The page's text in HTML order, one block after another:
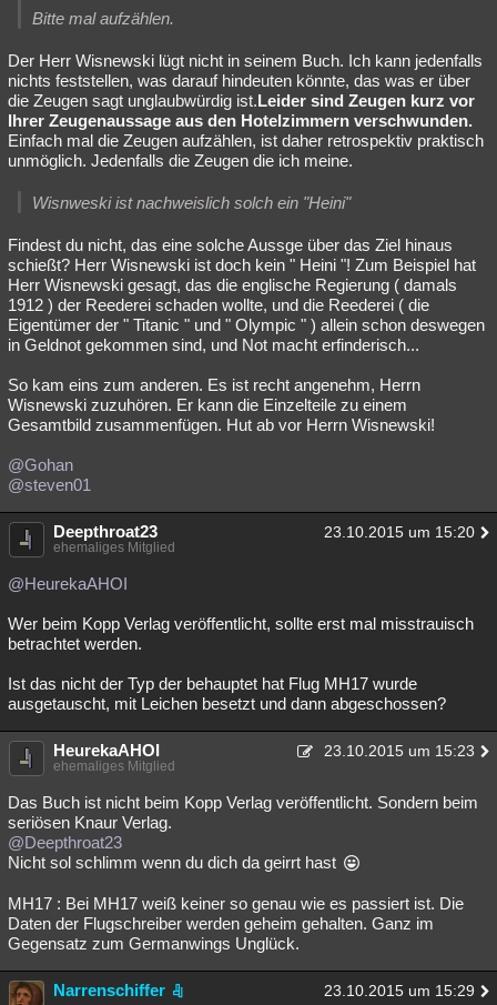
Bitte mal aufzählen.
Der Herr Wisnewski lügt nicht in seinem Buch. Ich kann jedenfalls
nichts feststellen, was darauf hindeuten könnte, das was er über
die Zeugen sagt unglaubwürdig ist.Leider sind Zeugen kurz vor
Ihrer Zeugenaussage aus den Hotelzimmern verschwunden.
Einfach mal die Zeugen aufzählen, ist daher retrospektiv praktisch
unmöglich. Jedenfalls die Zeugen die ich meine.
Wisnweski ist nachweislich solch ein "Heini"
Findest du nicht, das eine solche Aussge über das Ziel hinaus
schießt? Herr Wisnewski ist doch kein " Heini "! Zum Beispiel hat
Herr Wisnewski gesagt, das die englische Regierung ( damals
1912 ) der Reederei schaden wollte, und die Reederei ( die
Eigentümer der " Titanic " und " Olympic " ) allein schon deswegen
in Geldnot gekommen sind, und Not macht erfinderisch...
So kam eins zum anderen. Es ist recht angenehm, Herrn
Wisnewski zuzuhören. Er kann die Einzelteile zu einem
Gesamtbild zusammenfügen. Hut ab vor Herrn Wisnewski!
@Gohan
@steven01
Deepthroat23 23.10.2015 um 15:20
ehemaliges Mitglied
@HeurekaAHOI
Wer beim Kopp Verlag veröffentlicht, sollte erst mal misstrauisch
betrachtet werden.
Ist das nicht der Typ der behauptet hat Flug MH17 wurde
ausgetauscht, mit Leichen besetzt und dann abgeschossen?
HeurekaAHOI 23.10.2015 um 15:23
ehemaliges Mitglied
Das Buch ist nicht beim Kopp Verlag veröffentlicht. Sondern beim
seriösen Knaur Verlag.
@Deepthroat23
Nicht sol schlimm wenn du dich da geirrt hast
MH17 : Bei MH17 weiß keiner so genau wie es passiert ist. Die
Daten der Flugschreiber werden geheim gehalten. Ganz im
Gegensatz zum Germanwings Unglück.
Narrenschiffer 23.10.2015 um 15:29